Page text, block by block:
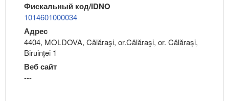
Фискальный код/IDNO
1014601000034
Адрес
4404, MOLDOVA, Călăraşi, or.Călăraşi, or. Călărași,
Biruinței 1
Веб сайт
---